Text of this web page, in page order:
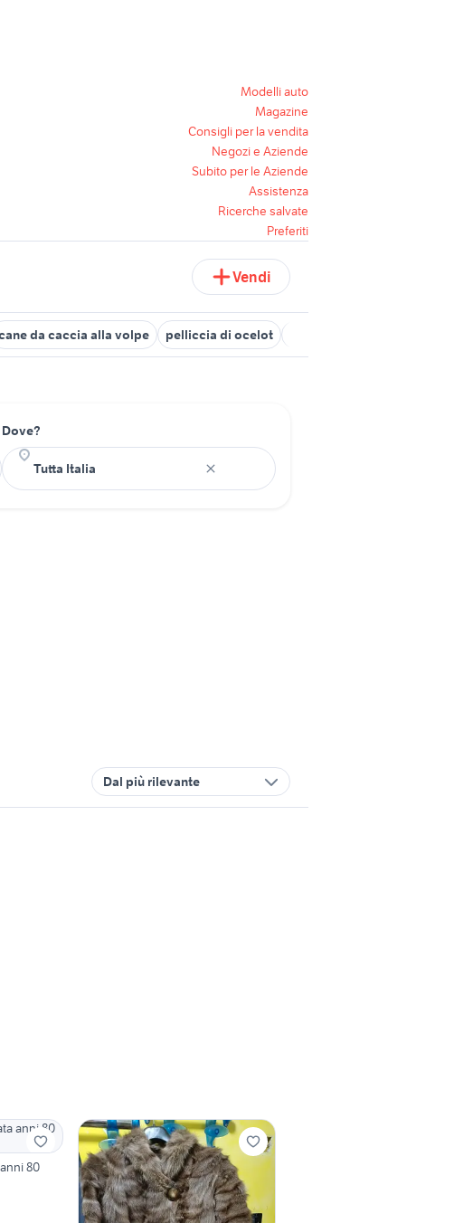
Modelli auto
Magazine
Consigli per la vendita
Negozi e Aziende
Subito per le Aziende
Assistenza
Ricerche salvate
Preferiti
Vendi
da caccia alla volpe pelliccia di ocelot
Dove?
Dal più rilevante
80